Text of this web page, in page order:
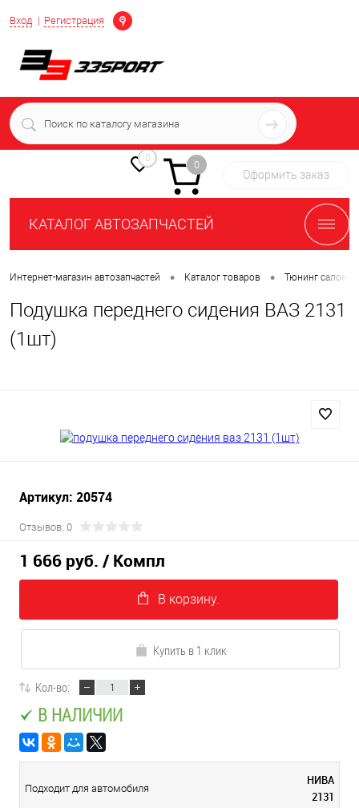
Вход Регистрация
Определение
+7 (939) 716-10-06
пн-пт 7:00-16:00 МСК
0
0
Оформить заказ
КАТАЛОГ АВТОЗАПЧАСТЕЙ
Интернет-магазин автозапчастей • Каталог товаров • Тюнинг салона
Подушка переднего сидения ВАЗ 2131
(1шт)
Артикул: 20574
Отзывов: 0
1 666 руб. / Компл
В корзину.
Купить в 1 клик
Кол-во:
В НАЛИЧИИ
Подходит для автомобиля
НИВА
2131